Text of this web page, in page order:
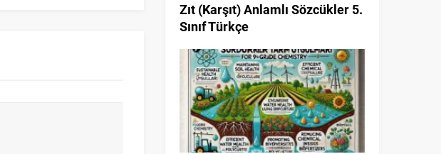
Zıt (Karşıt) Anlamlı Sözcükler 5.
Sınıf Türkçe